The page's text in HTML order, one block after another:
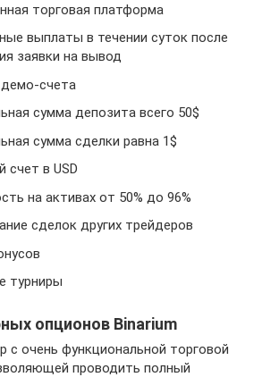
торговая платформа
выплаты в течении суток после
заявки на вывод
счета
сумма депозита всего 50$
сумма сделки равна 1$
счет в USD
на активах от 50% до 96%
сделок других трейдеров
турниры
опционов Binarium
с очень функциональной торговой
проводить полный